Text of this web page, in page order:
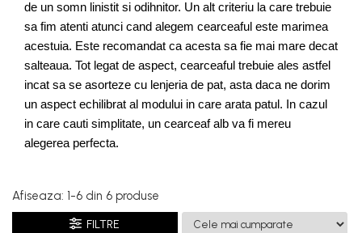
de un somn linistit si odihnitor. Un alt criteriu la care trebuie
sa fim atenti atunci cand alegem cearceaful este marimea
acestuia. Este recomandat ca acesta sa fie mai mare decat
salteaua. Tot legat de aspect, cearceaful trebuie ales astfel
incat sa se asorteze cu lenjeria de pat, asta daca ne dorim
un aspect echilibrat al modului in care arata patul. In cazul
in care cauti simplitate, un cearceaf alb va fi mereu
alegerea perfecta.
Afiseaza: 1-6 din 6 produse
FILTRE